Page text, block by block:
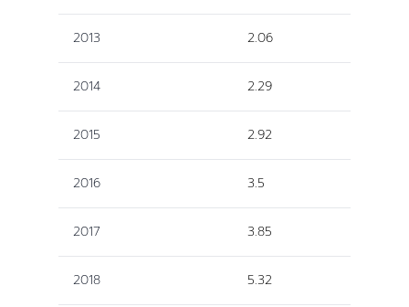
2013 2.06
2014 2.29
2015 2.92
2016 3.5
2017 3.85
2018 5.32